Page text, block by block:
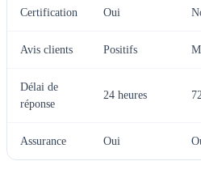
Certification Oui
Avis clients Positifs
Délai de
réponse
24 heures
Assurance Oui